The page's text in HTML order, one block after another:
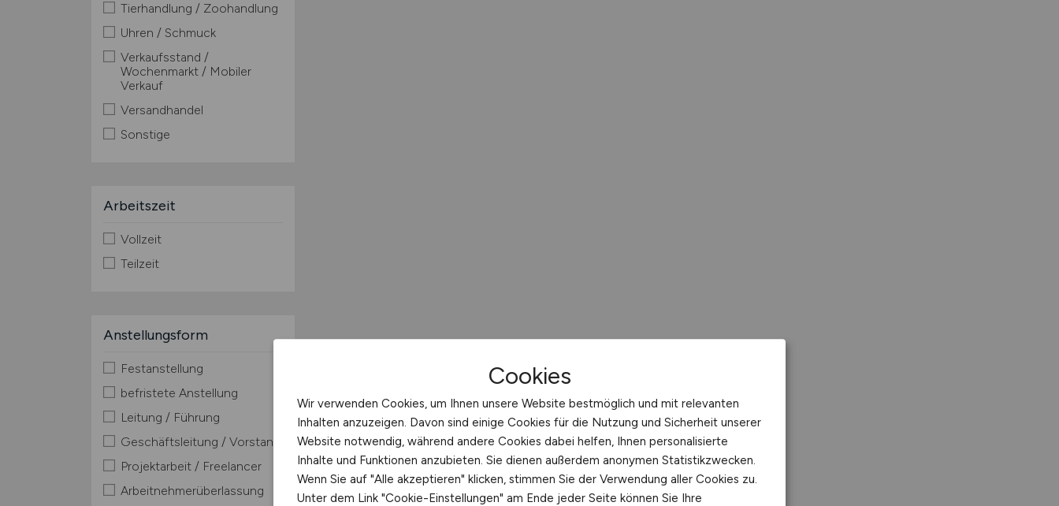
Tierhandlung / Zoohandlung
Uhren / Schmuck
Verkaufsstand /
Wochenmarkt / Mobiler
Verkauf
Versandhandel
Sonstige
Arbeitszeit
Vollzeit
Teilzeit
Anstellungsform
Festanstellung
befristete Anstellung
Leitung / Führung
Geschäftsleitung / Vorstand
Projektarbeit / Freelancer
Arbeitnehmerüberlassung
Cookies
Wir verwenden Cookies, um Ihnen unsere Website bestmöglich und mit relevanten
Inhalten anzuzeigen. Davon sind einige Cookies für die Nutzung und Sicherheit unserer
Website notwendig, während andere Cookies dabei helfen, Ihnen personalisierte
Inhalte und Funktionen anzubieten. Sie dienen außerdem anonymen Statistikzwecken.
Wenn Sie auf "Alle akzeptieren" klicken, stimmen Sie der Verwendung aller Cookies zu.
Unter dem Link "Cookie-Einstellungen" am Ende jeder Seite können Sie Ihre